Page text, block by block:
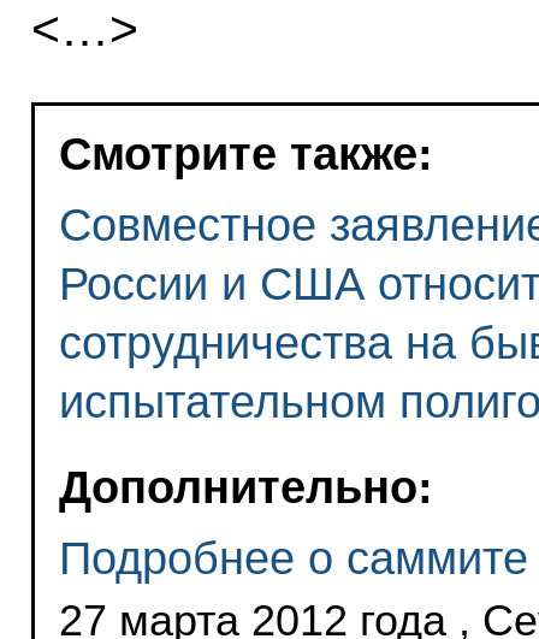
<…>
Смотрите также:
Совместное
России и США
сотрудничества на
испытательном
Дополнительно:
Подробнее о саммите
27 марта 2012 года ,